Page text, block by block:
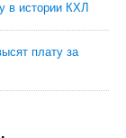
в истории КХЛ
плату за